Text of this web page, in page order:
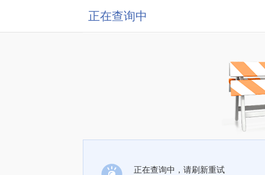
正在查询中
正在查询中，请刷新重试